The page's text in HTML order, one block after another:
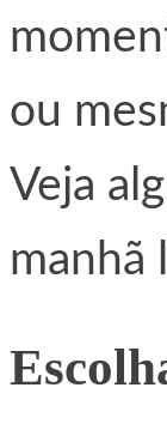
ou
Veja
manhã